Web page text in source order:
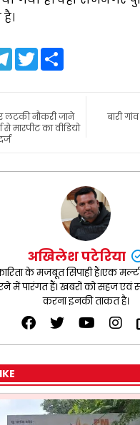
T
e
r
a
m
T
w
e
r
बारी
लटकी नौकरी जाने
मारपीट का वीडियो
अखिलेश पटेरिया
के मजबूत सिपाही हैं।एक
में पारंगत हैं। खबरों को सहज एवं
करना इनकी ताकत है।